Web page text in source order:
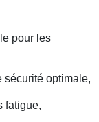
pour les
sécurité optimale,
fatigue,